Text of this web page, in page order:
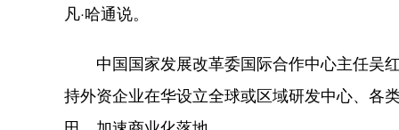
凡·哈通说。
中国国家发展改革委国际合作中心主任吴
持外资企业在华设立全球或区域研发中心、各